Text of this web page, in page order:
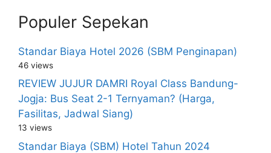
Populer Sepekan
Standar Biaya Hotel 2026 (SBM Penginapan)
46 views
REVIEW JUJUR DAMRI Royal Class Bandung-
Jogja: Bus Seat 2-1 Ternyaman? (Harga,
Fasilitas, Jadwal Siang)
13 views
Standar Biaya (SBM) Hotel Tahun 2024